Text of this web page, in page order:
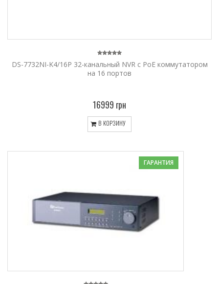
DS-7732NI-K4/16P 32-канальный NVR c PoE коммутатором
на 16 портов
16999 грн
В КОРЗИНУ
ГАРАНТИЯ